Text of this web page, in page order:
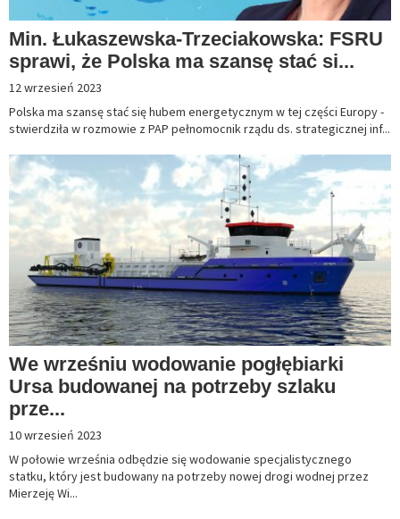
Min. Łukaszewska-Trzeciakowska: FSRU
sprawi, że Polska ma szansę stać si...
12 wrzesień 2023
Polska ma szansę stać się hubem energetycznym w tej części Europy -
stwierdziła w rozmowie z PAP pełnomocnik rządu ds. strategicznej inf...
We wrześniu wodowanie pogłębiarki
Ursa budowanej na potrzeby szlaku
prze...
10 wrzesień 2023
W połowie września odbędzie się wodowanie specjalistycznego
statku, który jest budowany na potrzeby nowej drogi wodnej przez
Mierzeję Wi...